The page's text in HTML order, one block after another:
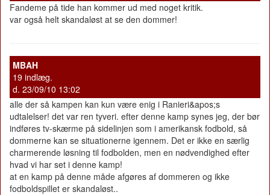
Fandeme på tide han kommer ud med noget kritik.
var også helt skandaløst at se den dommer!
MBAH
19 indlæg.
d. 23/09/10 13:02
alle der så kampen kan kun være enig i Ranieri&apos;s
udtalelser! det var ren tyveri. efter denne kamp synes jeg, der bør
indføres tv-skærme på sidelinjen som i amerikansk fodbold, så
dommerne kan se situationerne igennem. Det er ikke en særlig
charmerende løsning til fodbolden, men en nødvendighed efter
hvad vi har set i denne kamp!
at en kamp på denne måde afgøres af dommeren og ikke
fodboldspillet er skandaløst..